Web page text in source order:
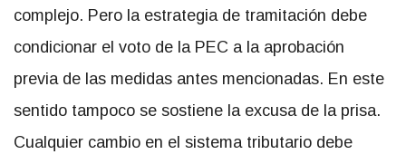
complejo. Pero la estrategia de tramitación debe
condicionar el voto de la PEC a la aprobación
previa de las medidas antes mencionadas. En este
sentido tampoco se sostiene la excusa de la prisa.
Cualquier cambio en el sistema tributario debe